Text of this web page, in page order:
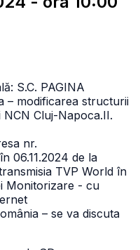
S.C. PAGINA
– modificarea structurii
Cluj-Napoca.II.
nr.
06.11.2024 de la
TVP World în
Monitorizare - cu
– se va discuta